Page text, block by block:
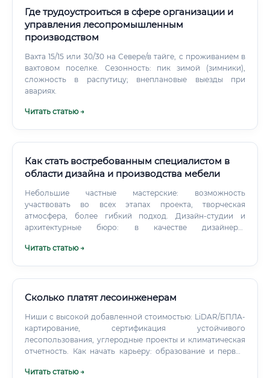
Где трудоустроиться в сфере организации и
управления лесопромышленным
производством
Вахта 15/15 или 30/30 на Севере/в тайге, с проживанием в
вахтовом поселке. Сезонность: пик зимой (зимники),
сложность в распутицу; внеплановые выезды при
авариях.
Читать статью →
Как стать востребованным специалистом в
области дизайна и производства мебели
Небольшие частные мастерские: возможность
участвовать во всех этапах проекта, творческая
атмосфера, более гибкий подход. Дизайн-студии и
архитектурные бюро: в качестве дизайнера-
отделы, занимающиеся встроенной мебелью и отделкой
Читать статью →
Сколько платят лесоинженерам
Ниши с высокой добавленной стоимостью: LiDAR/БПЛА-
картирование, сертификация устойчивого
лесопользования, углеродные проекты и климатическая
отчетность. Как начать карьеру: образование и первые
образование (СПО): колледжи и техникумы лесного
Читать статью →